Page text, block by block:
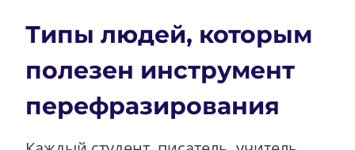
Типы людей, которым
полезен инструмент
перефразирования